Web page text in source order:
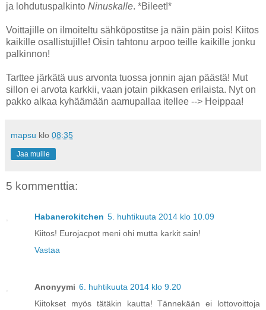
ja lohdutuspalkinto Ninuskalle. *Bileet!*
Voittajille on ilmoiteltu sähköpostitse ja näin päin pois! Kiitos
kaikille osallistujille! Oisin tahtonu arpoo teille kaikille jonku
palkinnon!
Tarttee järkätä uus arvonta tuossa jonnin ajan päästä! Mut
sillon ei arvota karkkii, vaan jotain pikkasen erilaista. Nyt on
pakko alkaa kyhäämään aamupallaa itellee --> Heippaa!
mapsu klo 08:35
Jaa muille
5 kommenttia:
Habanerokitchen 5. huhtikuuta 2014 klo 10.09
Kiitos! Eurojacpot meni ohi mutta karkit sain!
Vastaa
Anonyymi 6. huhtikuuta 2014 klo 9.20
Kiitokset myös tätäkin kautta! Tännekään ei lottovoittoja